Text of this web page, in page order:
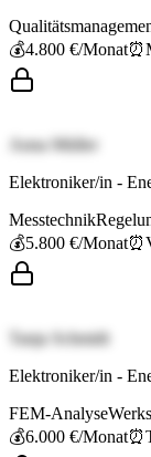
💰4.800 €/Monat⏰
Anna Müller
Elektroniker/in -
Messtechnik
💰5.800 €/Monat⏰
Tanja Schmidt
Elektroniker/in -
FEM-Analyse
💰6.000 €/Monat⏰